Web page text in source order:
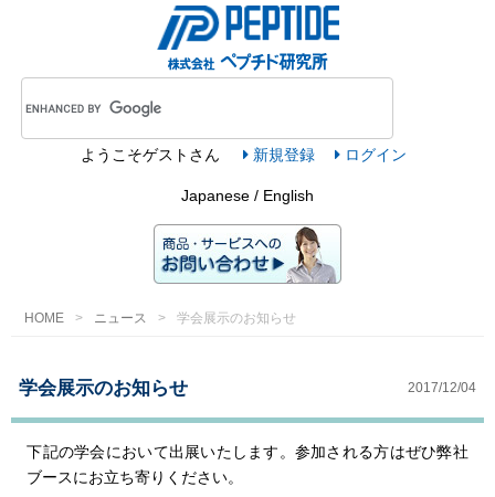
ようこそゲスト さん 新規登録 ログイン
Japanese / English
HOME ニュース 学会展示のお知らせ
学会展示のお知らせ 2017/12/04
下記の学会において出展いたします。参加される方はぜひ弊社
ブースにお立ち寄りください。